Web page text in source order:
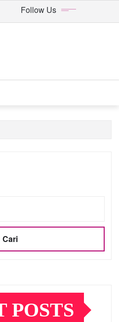
Follow Us
Cari
POSTS